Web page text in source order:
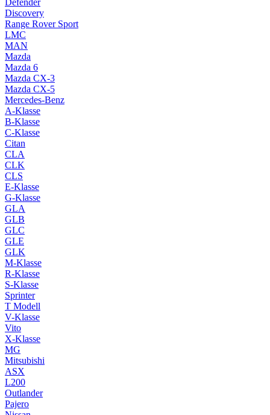
Defender
Discovery
Range Rover Sport
LMC
MAN
Mazda
Mazda 6
Mazda CX-3
Mazda CX-5
Mercedes-Benz
A-Klasse
B-Klasse
C-Klasse
Citan
CLA
CLK
CLS
E-Klasse
G-Klasse
GLA
GLB
GLC
GLE
GLK
M-Klasse
R-Klasse
S-Klasse
Sprinter
T Modell
V-Klasse
Vito
X-Klasse
MG
Mitsubishi
ASX
L200
Outlander
Pajero